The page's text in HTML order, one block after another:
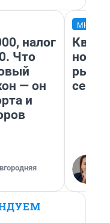
налог
Что
— он
и
но